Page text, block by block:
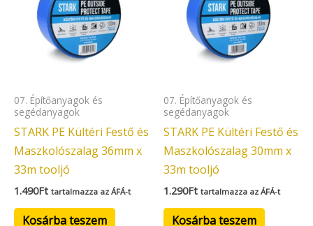
07. Építőanyagok és
segédanyagok
STARK PE Kültéri Festő és
Maszkolószalag 36mm x
33m tooljó
1.490Ft tartalmazza az ÁFÁ-t
Kosárba teszem
07. Építőanyagok és
segédanyagok
STARK PE Kültéri Festő és
Maszkolószalag 30mm x
33m tooljó
1.290Ft tartalmazza az ÁFÁ-t
Kosárba teszem